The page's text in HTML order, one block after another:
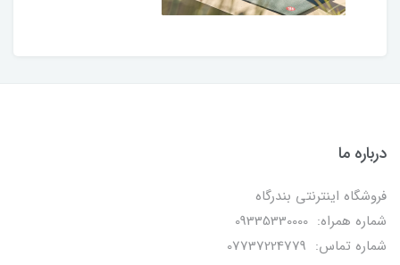
درباره ما
فروشگاه اینترنتی بندرگاه
شماره همراه: 09335330000
شماره تماس: 07737224779